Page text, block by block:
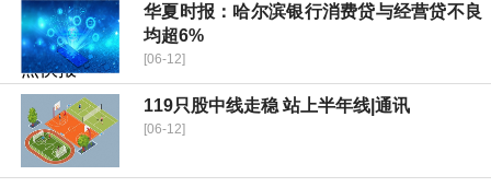
华夏时报：哈尔滨银行消费贷与经营贷不良
均超6%
[06-12]
119只股中线走稳 站上半年线|通讯
[06-12]